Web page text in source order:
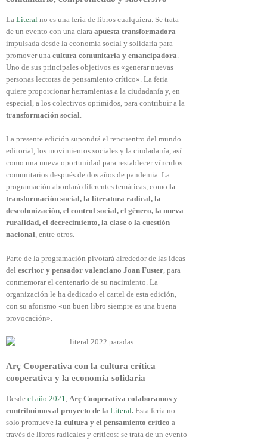
La Literal no es una feria de libros cualquiera. Se trata
de un evento con una clara apuesta transformadora
impulsada desde la economía social y solidaria para
promover una cultura comunitaria y emancipadora.
Uno de sus principales objetivos es «generar nuevas
personas lectoras de pensamiento crítico». La feria
quiere proporcionar herramientas a la ciudadanía y, en
especial, a los colectivos oprimidos, para contribuir a la
transformación social.
La presente edición supondrá el rencuentro del mundo
editorial, los movimientos sociales y la ciudadanía, así
como una nueva oportunidad para restablecer vínculos
comunitarios después de dos años de pandemia. La
programación abordará diferentes temáticas, como la
transformación social, la literatura radical, la
descolonización, el control social, el género, la nueva
ruralidad, el decrecimiento, la clase o la cuestión
nacional, entre otros.
Parte de la programación pivotará alrededor de las ideas
del escritor y pensador valenciano Joan Fuster, para
conmemorar el centenario de su nacimiento. La
organización le ha dedicado el cartel de esta edición,
con su aforismo «un buen libro siempre es una buena
provocación».
Arç Cooperativa con la cultura crítica
cooperativa y la economía solidaria
Desde el año 2021, Arç Cooperativa colaboramos y
contribuimos al proyecto de la Literal. Esta feria no
solo promueve la cultura y el pensamiento crítico a
través de libros radicales y críticos: se trata de un evento